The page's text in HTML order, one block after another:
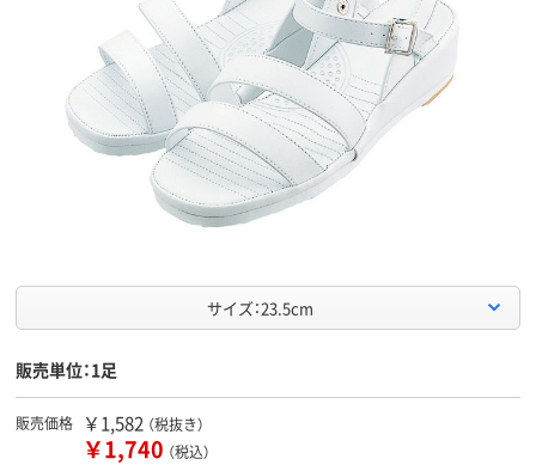
サイズ：23.5cm
販売単位：1足
販売価格 ￥1,582 （税抜き）
￥1,740 （税込）